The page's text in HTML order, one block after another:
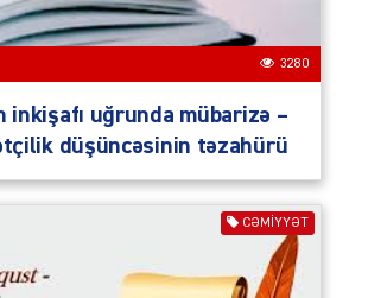
3280
inkişafı uğrunda mübarizə –
düşüncəsinin təzahürü
CƏMIYYƏT